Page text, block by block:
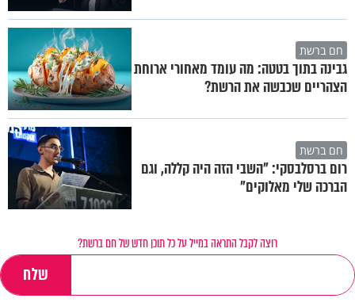
חם ברשת
גבינה בתוך בטטה: מה עומד מאחורי ארוחת
הצהריים שכבשה את הרשת?
חם ברשת
רום ברסלבסקי: "השבי הזה היה קללה, וגם
הברכה שלי מאלוקים"
רוצה לקבל התראה במייל על כל תוכן חדש של חם ברשת?